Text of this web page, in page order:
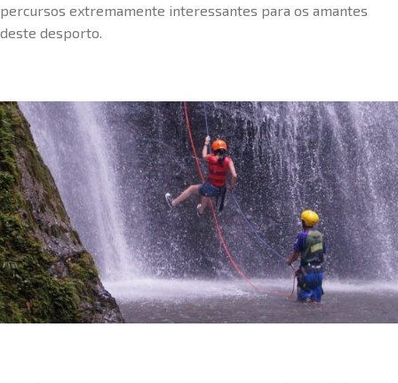
percursos extremamente interessantes para os amantes
deste desporto.